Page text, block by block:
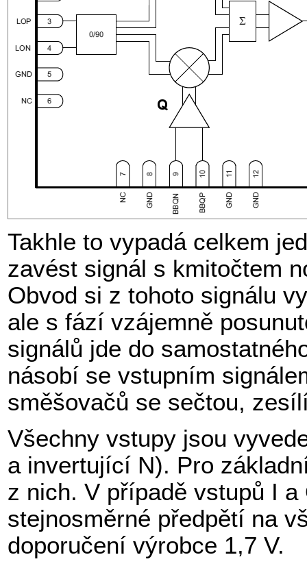
Takhle to vypadá celkem
zavést signál s kmitočtem
Obvod si z tohoto signálu
ale s fází vzájemně
signálů jde do
násobí se vstupním
směšovačů se sečtou,
Všechny vstupy jsou
a invertující N). Pro
z nich. V případě vstupů I
stejnosměrné předpětí na
doporučení výrobce 1,7 V.